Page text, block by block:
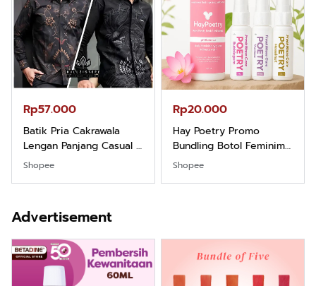
Rp57.000
Batik Pria Cakrawala
Lengan Panjang Casual -
Kemeja Batik Pria
Santai Slimfit Formal
Shopee
Rp20.000
Hay Poetry Promo
Bundling Botol Feminim
Care Perawatan
Shopee
Advertisement